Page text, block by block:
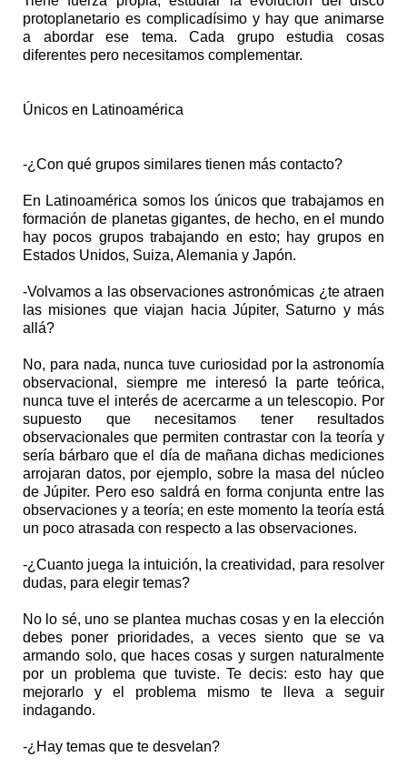
protoplanetario es complicadísimo y hay que animarse
a abordar ese tema. Cada grupo estudia cosas
diferentes pero necesitamos complementar.
Únicos en Latinoamérica
-¿Con qué grupos similares tienen más contacto?
En Latinoamérica somos los únicos que trabajamos en
formación de planetas gigantes, de hecho, en el mundo
hay pocos grupos trabajando en esto; hay grupos en
Estados Unidos, Suiza, Alemania y Japón.
-Volvamos a las observaciones astronómicas ¿te atraen
las misiones que viajan hacia Júpiter, Saturno y más
allá?
No, para nada, nunca tuve curiosidad por la astronomía
observacional, siempre me interesó la parte teórica,
nunca tuve el interés de acercarme a un telescopio. Por
supuesto que necesitamos tener resultados
observacionales que permiten contrastar con la teoría y
sería bárbaro que el día de mañana dichas mediciones
arrojaran datos, por ejemplo, sobre la masa del núcleo
de Júpiter. Pero eso saldrá en forma conjunta entre las
observaciones y a teoría; en este momento la teoría está
un poco atrasada con respecto a las observaciones.
-¿Cuanto juega la intuición, la creatividad, para resolver
dudas, para elegir temas?
No lo sé, uno se plantea muchas cosas y en la elección
debes poner prioridades, a veces siento que se va
armando solo, que haces cosas y surgen naturalmente
por un problema que tuviste. Te decis: esto hay que
mejorarlo y el problema mismo te lleva a seguir
indagando.
-¿Hay temas que te desvelan?